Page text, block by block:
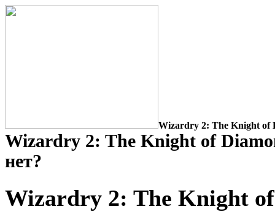
Wizardry 2: The Knight of
Wizardry 2: The Knight of
нет?
Wizardry 2: The Knight